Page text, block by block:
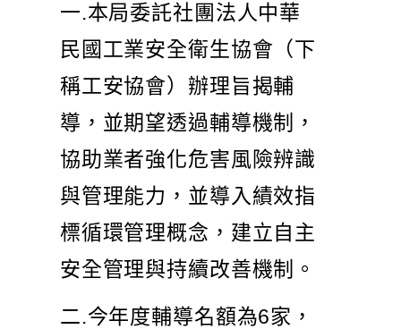
一.本局委託社團法人中華
民國工業安全衛生協會（下
稱工安協會）辦理旨揭輔
導，並期望透過輔導機制，
協助業者強化危害風險辨識
與管理能力，並導入績效指
標循環管理概念，建立自主
安全管理與持續改善機制。
二.今年度輔導名額為6家，